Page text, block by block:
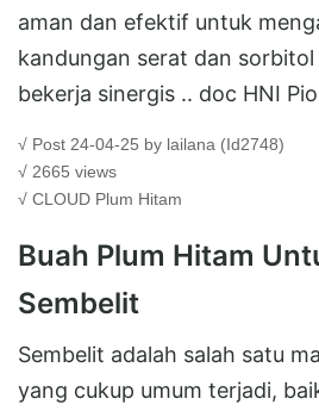
aman dan efektif untuk
kandungan serat dan sorbitol
bekerja sinergis .. doc HNI
√ Post 24-04-25 by lailana (Id2748)
√ 2665 views
√ CLOUD Plum Hitam
Buah Plum Hitam
Sembelit
Sembelit adalah salah satu
yang cukup umum terjadi,